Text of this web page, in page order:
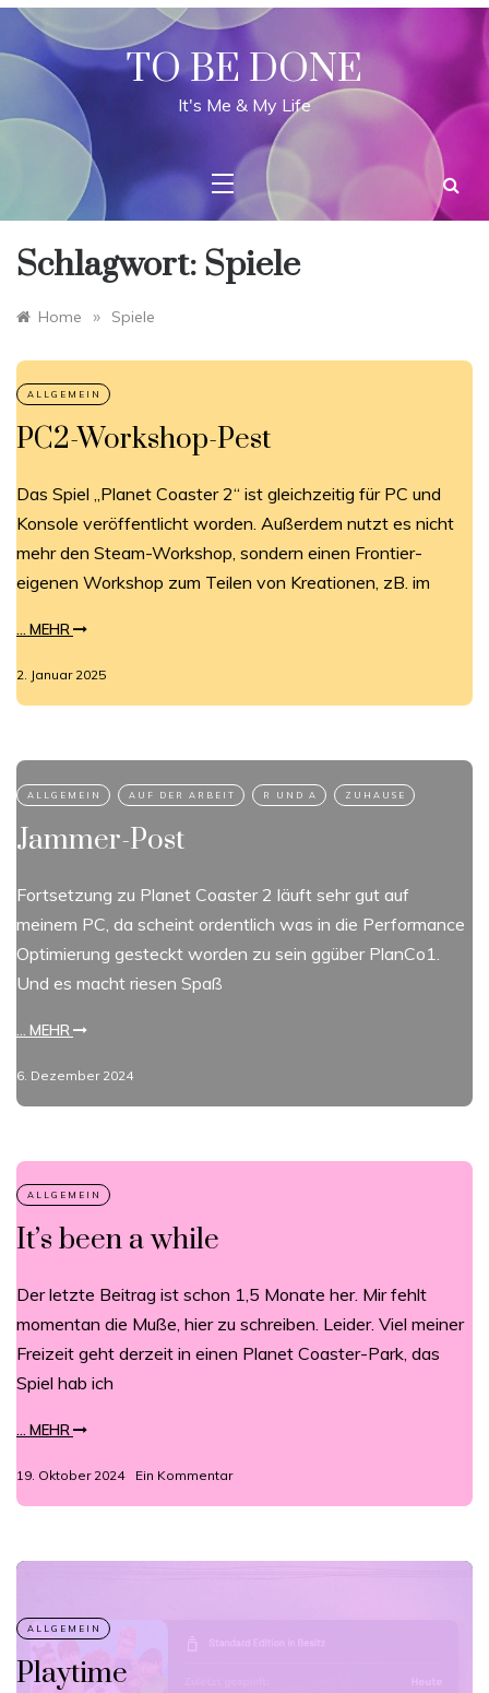
Skip
content
TO BE DONE
It's Me & My Life
Schlagwort: Spiele
Home » Spiele
PC2-Workshop-Pest
Das Spiel „Planet Coaster 2“ ist gleichzeitig für PC und
Konsole veröffentlicht worden. Außerdem nutzt es nicht
mehr den Steam-Workshop, sondern einen Frontier-
eigenen Workshop zum Teilen von Kreationen, zB. im
... MEHR
2. Januar 2025
Jammer-Post
Fortsetzung zu Planet Coaster 2 läuft sehr gut auf
meinem PC, da scheint ordentlich was in die Performance
Optimierung gesteckt worden zu sein ggüber PlanCo1.
Und es macht riesen Spaß
... MEHR
6. Dezember 2024
It’s been a while
Der letzte Beitrag ist schon 1,5 Monate her. Mir fehlt
momentan die Muße, hier zu schreiben. Leider. Viel meiner
Freizeit geht derzeit in einen Planet Coaster-Park, das
Spiel hab ich
... MEHR
19. Oktober 2024 Ein Kommentar
Playtime